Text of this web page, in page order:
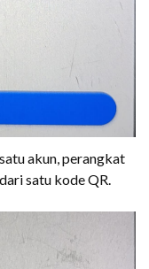
akun, perangkat
satu kode QR.